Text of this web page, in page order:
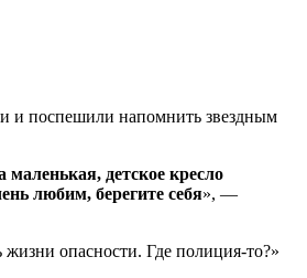
и поспешили напомнить звездным
маленькая, детское кресло
любим, берегите себя», —
опасности. Где полиция-то?»